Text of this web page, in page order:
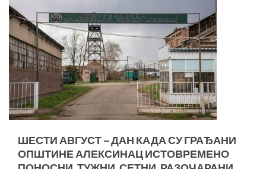
ШЕСТИ АВГУСТ – ДАН КАДА СУ ГРАЂАНИ
ОПШТИНЕ АЛЕКСИНАЦ ИСТОВРЕМЕНО